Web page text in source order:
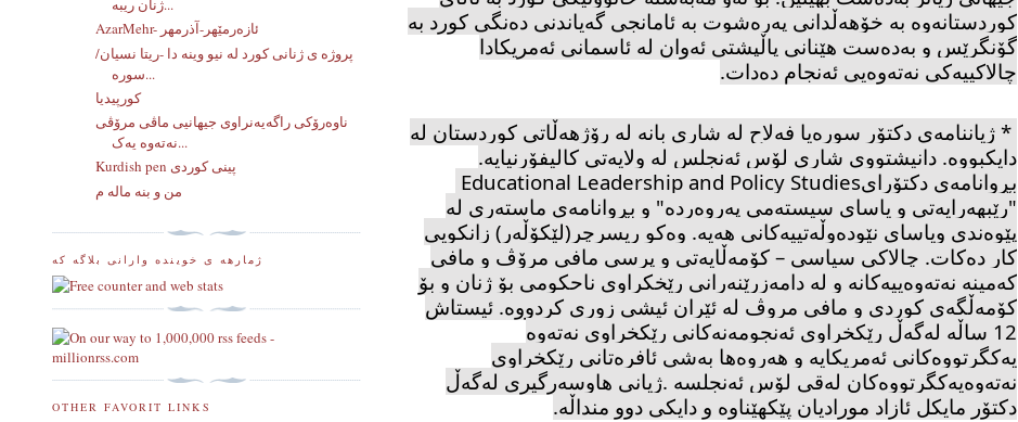
كوردستانەوە بە خۆهەڵدانی پەرەشوت بە ئامانجی گەیاندنی دەنگی كورد بە
گۆنگرێس و بەدەست هێنانی پاڵپشتی ئەوان لە ئاسمانی ئەمریكادا
چالاكییەكی نەتەوەیی ئەنجام دەدات.
* ژیاننامەی دكتۆر سورەیا فەلاح لە شاری بانە لە رۆژهەڵاتی كوردستان لە
دایكبووە. دانیشتووی شاری لۆس ئەنجلس لە ولایەتی كالیفۆرنیایە.
بڕوانامەی دكتۆرایEducational Leadership and Policy Studies
"رێبهەرایەتی و یاسای سیستەمی پەروەردە" و بڕوانامەی ماستەری لە
پێوەندی ویاسای نێودەوڵەتییەكانی هەیە. وەكو ریسرچر(لێكۆڵەر) زانكویی
كار دەكات. چالاكی سیاسی – كۆمەڵایەتی و پرسی مافی مرۆڤ و مافی
كەمینە نەتەوەییەكانە و لە دامەزرێنەرانی رێخكراوی ناحكومی بۆ ژنان و بۆ
كۆمەڵگەی كوردی و مافی مروڤ لە ئێران ئیشی زوری كردووە. ئیستاش
12 ساڵە لەگەڵ رێكخراوی ئەنجومەنەكانی رێكخراوی نەتەوە
یەكگرتووەكانی ئەمریكایە و هەروەها بەشی ئافرەتانی رێكخراوی
نەتەوەیەكگرتووەكان لەقی لۆس ئەنجلسە .ژیانی هاوسەرگیری لەگەڵ
دكتۆر مایكل ئازاد مورادیان پێكهێناوە و دایكی دوو منداڵە.
ژنان ریبه...
AzarMehr- ئازەرمێهر-آذرمهر
پروژه ی ژنانی کورد له نیو وینه دا -ریتا نسیان/
سوره...
کورپیدیا
ناوەرۆکی راگەیەنراوی جیهانیی ماڤی مرۆڤی
نەتەوە یەک...
Kurdish pen پینی کوردی
من و بنه ماله م
ژمارهه ی خوینده وارانی بلاگه که
OTHER FAVORIT LINKS